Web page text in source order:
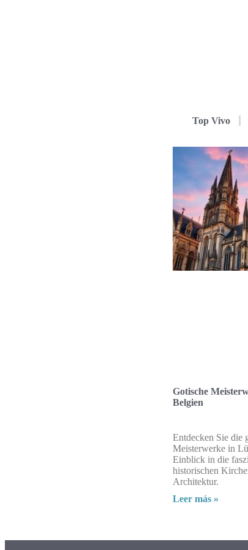
Top Vivo
Gotische
Belgien
Entdecken Sie die
Meisterwerke in
Einblick in die
historischen
Architektur.
Leer más »